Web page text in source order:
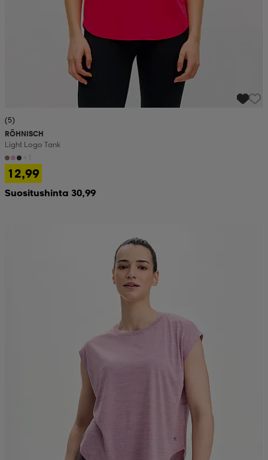
(5)
RÖHNISCH
Light Logo Tank
12,99
Suositushinta 30,99